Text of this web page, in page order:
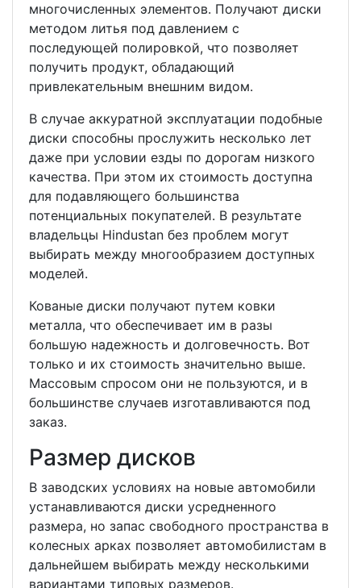
многочисленных элементов. Получают диски
методом литья под давлением с
последующей полировкой, что позволяет
получить продукт, обладающий
привлекательным внешним видом.
В случае аккуратной эксплуатации подобные
диски способны прослужить несколько лет
даже при условии езды по дорогам низкого
качества. При этом их стоимость доступна
для подавляющего большинства
потенциальных покупателей. В результате
владельцы Hindustan без проблем могут
выбирать между многообразием доступных
моделей.
Кованые диски получают путем ковки
металла, что обеспечивает им в разы
большую надежность и долговечность. Вот
только и их стоимость значительно выше.
Массовым спросом они не пользуются, и в
большинстве случаев изготавливаются под
заказ.
Размер дисков
В заводских условиях на новые автомобили
устанавливаются диски усредненного
размера, но запас свободного пространства в
колесных арках позволяет автомобилистам в
дальнейшем выбирать между несколькими
вариантами типовых размеров.